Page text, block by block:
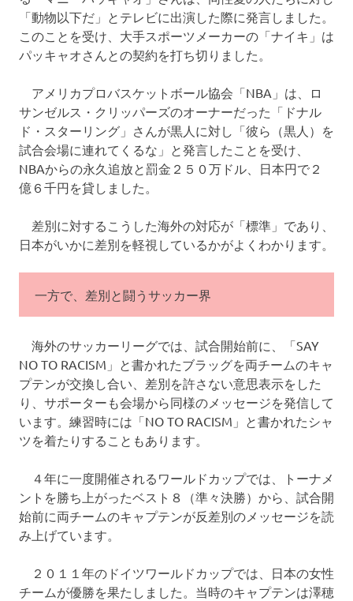
「動物以下だ」とテレビに出演した際に発言しました。
このことを受け、大手スポーツメーカーの「ナイキ」は
パッキャオさんとの契約を打ち切りました。
アメリカプロバスケットボール協会「NBA」は、ロ
サンゼルス・クリッパーズのオーナーだった「ドナル
ド・スターリング」さんが黒人に対し「彼ら（黒人）を
試合会場に連れてくるな」と発言したことを受け、
NBAからの永久追放と罰金２５０万ドル、日本円で２
億６千円を貸しました。
差別に対するこうした海外の対応が「標準」であり、
日本がいかに差別を軽視しているかがよくわかります。
一方で、差別と闘うサッカー界
海外のサッカーリーグでは、試合開始前に、「SAY
NO TO RACISM」と書かれたブラッグを両チームのキャ
プテンが交換し合い、差別を許さない意思表示をした
り、サポーターも会場から同様のメッセージを発信して
います。練習時には「NO TO RACISM」と書かれたシャ
ツを着たりすることもあります。
４年に一度開催されるワールドカップでは、トーナメ
ントを勝ち上がったベスト８（準々決勝）から、試合開
始前に両チームのキャプテンが反差別のメッセージを読
み上げています。
２０１１年のドイツワールドカップでは、日本の女性
チームが優勝を果たしました。当時のキャプテンは澤穂